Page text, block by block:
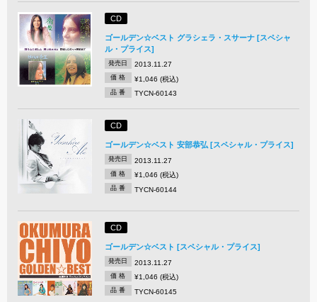
CD
ゴールデン☆ベスト グラシェラ・スサーナ [スペシャ
ル・プライス]
発売日 2013.11.27
価 格 ¥1,046 (税込)
品 番 TYCN-60143
CD
ゴールデン☆ベスト 安部恭弘 [スペシャル・プライス]
発売日 2013.11.27
価 格 ¥1,046 (税込)
品 番 TYCN-60144
CD
ゴールデン☆ベスト [スペシャル・プライス]
発売日 2013.11.27
価 格 ¥1,046 (税込)
品 番 TYCN-60145